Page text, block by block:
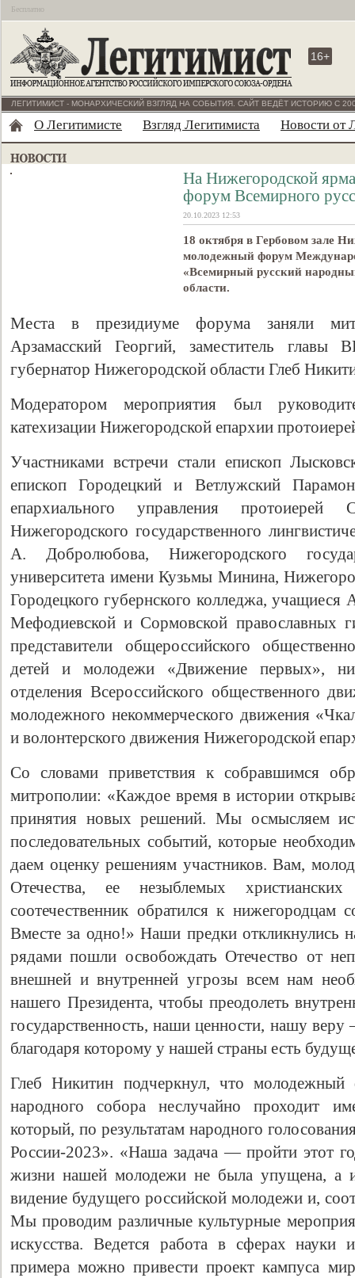
Бесплатно
16+
ЛЕГИТИМИСТ - МОНАРХИЧЕСКИЙ ВЗГЛЯД НА СОБЫТИЯ. САЙТ ВЕДЁТ ИСТОРИЮ С
О Легитимисте Взгляд Легитимиста Новости от
На Нижегородской
форум Всемирного
20.10.2023 12:53
18 октября в Гербовом зале
молодежный форум
«Всемирный русский
области.
Места в президиуме форума заняли
Арзамасский Георгий, заместитель главы
губернатор Нижегородской области Глеб
Модератором мероприятия был
катехизации Нижегородской епархии
Участниками встречи стали епископ
епископ Городецкий и Ветлужский
епархиального управления протоиерей
Нижегородского государственного
А. Добролюбова, Нижегородского
университета имени Кузьмы Минина,
Городецкого губернского колледжа, учащиеся
Мефодиевской и Сормовской православных
представители общероссийского
детей и молодежи «Движение первых»,
отделения Всероссийского общественного
молодежного некоммерческого движения
и волонтерского движения Нижегородской
Со словами приветствия к собравшимся
митрополии: «Каждое время в истории
принятия новых решений. Мы осмысляем
последовательных событий, которые
даем оценку решениям участников. Вам,
Отечества, ее незыблемых
соотечественник обратился к
Вместе за одно!» Наши предки откликнулись
рядами пошли освобождать Отечество от
внешней и внутренней угрозы всем нам
нашего Президента, чтобы преодолеть
государственность, наши ценности, нашу веру
благодаря которому у нашей страны есть
Глеб Никитин подчеркнул, что молодежный
народного собора неслучайно проходит
который, по результатам народного
России-2023». «Наша задача — пройти этот
жизни нашей молодежи не была упущена, а
видение будущего российской молодежи и,
Мы проводим различные культурные
искусства. Ведется работа в сферах
примера можно привести проект кампуса